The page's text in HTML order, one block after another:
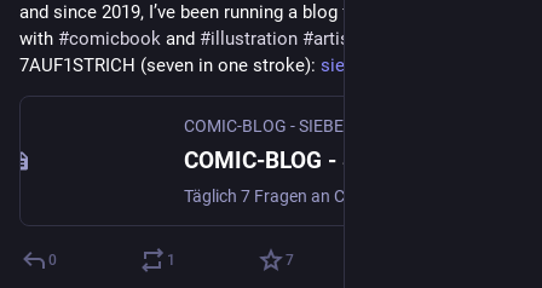
and since 2019, I’ve been running a blog for daily
with #comicbook and #illustration #artists
7AUF1STRICH (seven in one stroke): siebenaufeinenstrich.de
0 1 7